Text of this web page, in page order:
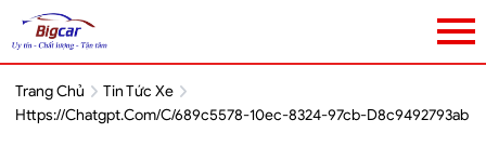
Trang Chủ
Tin Tức Xe
Https://chatgpt.com/c/689c5578-10ec-8324-97cb-D8c9492793ab